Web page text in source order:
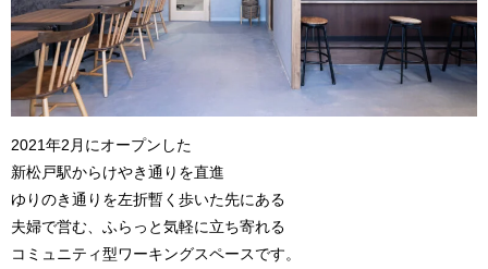
2021年2月にオープンした
新松戸駅からけやき通りを直進
ゆりのき通りを左折暫く歩いた先にある
夫婦で営む、ふらっと気軽に立ち寄れる
コミュニティ型ワーキングスペースです。